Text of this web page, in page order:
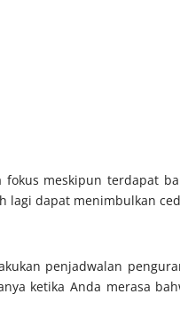
meskipun terdapat
lagi dapat menimbulkan
penjadwalan
ketika Anda merasa